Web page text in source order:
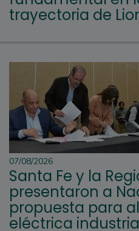
trayectoria de
07/08/2026
Santa Fe y la
presentaron a
propuesta para
eléctrica